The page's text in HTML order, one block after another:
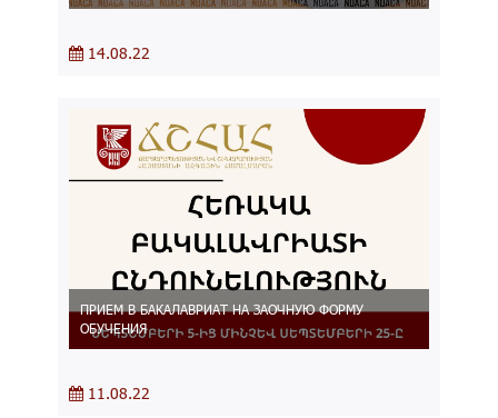
14.08.22
ПРИЕМ В БАКАЛАВРИАТ НА ЗАОЧНУЮ ФОРМУ
ОБУЧЕНИЯ
11.08.22